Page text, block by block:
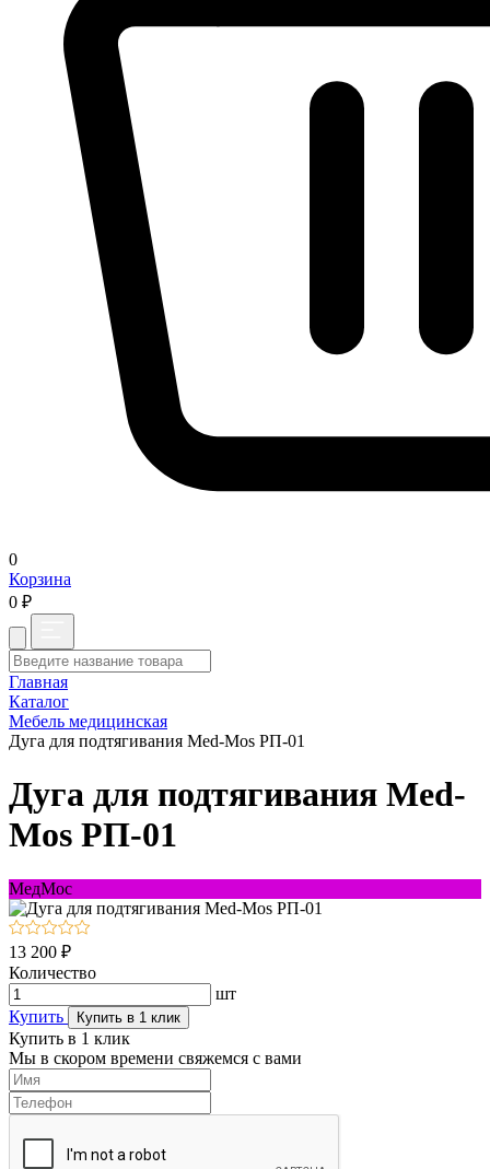
0
Корзина
0 ₽
Главная
Каталог
Мебель медицинская
Дуга для подтягивания Med-Mos РП-01
Дуга для подтягивания Med-
Mos РП-01
МедМос
13 200 ₽
Количество
шт
Купить
Купить в 1 клик
Купить в 1 клик
Мы в скором времени свяжемся с вами